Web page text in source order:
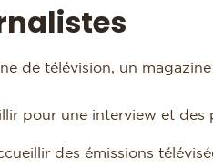
de télévision, un
pour une interview et des
des émissions